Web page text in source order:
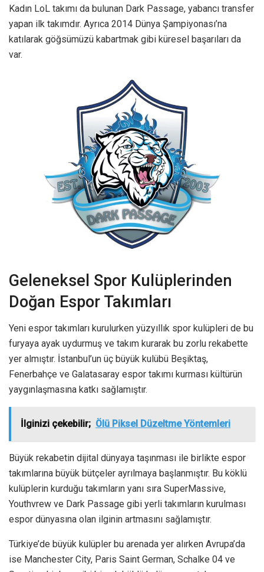
Kadın LoL takımı da bulunan Dark Passage, yabancı transfer
yapan ilk takımdır. Ayrıca 2014 Dünya Şampiyonası’na
katılarak göğsümüzü kabartmak gibi küresel başarıları da
var.
Geleneksel Spor Kulüplerinden
Doğan Espor Takımları
Yeni espor takımları kurulurken yüzyıllık spor kulüpleri de bu
furyaya ayak uydurmuş ve takım kurarak bu zorlu rekabette
yer almıştır. İstanbul’un üç büyük kulübü Beşiktaş,
Fenerbahçe ve Galatasaray espor takımı kurması kültürün
yaygınlaşmasına katkı sağlamıştır.
İlginizi çekebilir; Ölü Piksel Düzeltme Yöntemleri
Büyük rekabetin dijital dünyaya taşınması ile birlikte espor
takımlarına büyük bütçeler ayrılmaya başlanmıştır. Bu köklü
kulüplerin kurduğu takımların yanı sıra SuperMassive,
Youthvrew ve Dark Passage gibi yerli takımların kurulması
espor dünyasına olan ilginin artmasını sağlamıştır.
Türkiye’de büyük kulüpler bu arenada yer alırken Avrupa’da
ise Manchester City, Paris Saint German, Schalke 04 ve